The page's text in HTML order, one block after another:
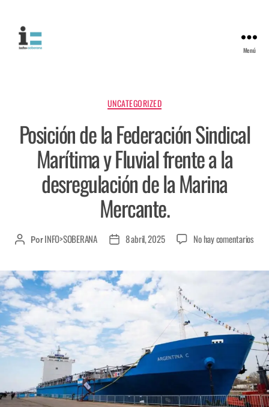
Menú
UNCATEGORIZED
Posición de la Federación Sindical
Marítima y Fluvial frente a la
desregulación de la Marina
Mercante.
PorINFO>SOBERANA 8 abril, 2025 No hay comentarios